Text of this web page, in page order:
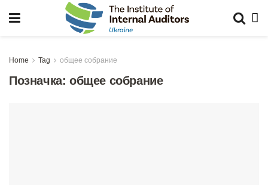
Home Tag общее собрание
Позначка: общее собрание